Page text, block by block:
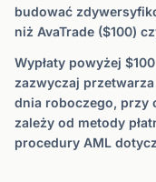
budować
niż AvaTrade ($100)
Wypłaty powyżej
zazwyczaj
dnia roboczego, przy
zależy od metody
procedury AML